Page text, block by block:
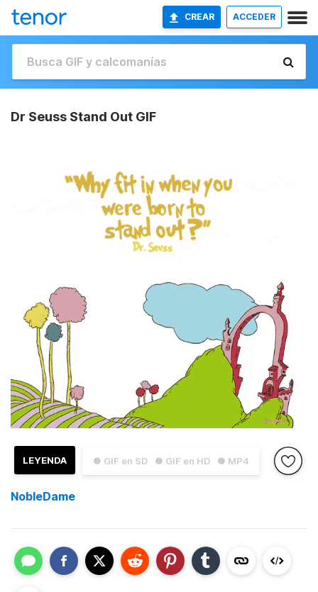
CREAR ACCEDER
Dr Seuss Stand Out GIF
● GIF en SD ● GIF en HD ● MP4
LEYENDA
NobleDame